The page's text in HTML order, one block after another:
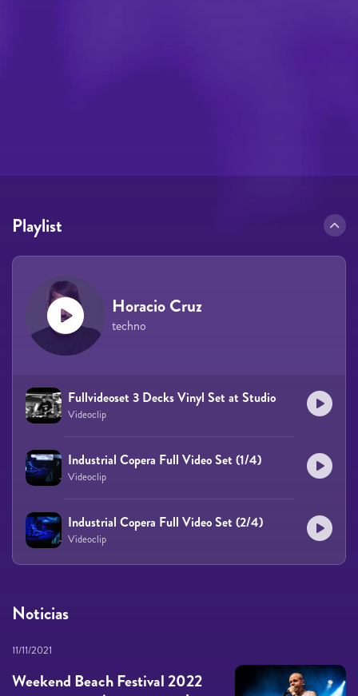
Noticias
11/11/2021
Weekend Beach Festival 2022
Playlist
Horacio Cruz
techno
Fullvideoset 3 Decks Vinyl Set at Studio
Videoclip
Industrial Copera Full Video Set (1/4)
Videoclip
Industrial Copera Full Video Set (2/4)
Videoclip